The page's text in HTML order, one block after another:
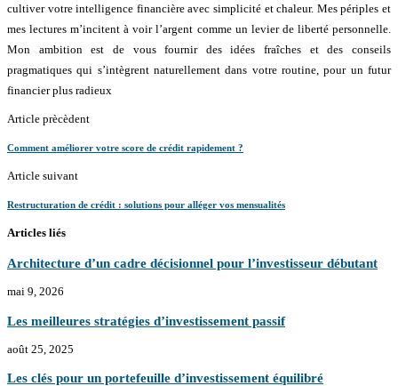
cultiver votre intelligence financière avec simplicité et chaleur. Mes périples et
mes lectures m’incitent à voir l’argent comme un levier de liberté personnelle.
Mon ambition est de vous fournir des idées fraîches et des conseils
pragmatiques qui s’intègrent naturellement dans votre routine, pour un futur
financier plus radieux
Article prècèdent
Comment améliorer votre score de crédit rapidement ?
Article suivant
Restructuration de crédit : solutions pour alléger vos mensualités
Articles liés
Architecture d’un cadre décisionnel pour l’investisseur débutant
mai 9, 2026
Les meilleures stratégies d’investissement passif
août 25, 2025
Les clés pour un portefeuille d’investissement équilibré